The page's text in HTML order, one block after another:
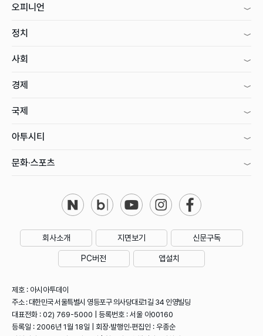
오피니언
정치
사회
경제
국제
아투시티
문화·스포츠
회사소개 지면보기 신문구독
PC버전 앱설치
제호 : 아시아투데이
주소 : 대한민국 서울특별시 영등포구 의사당대로1길 34 인영빌딩
대표전화 : 02) 769-5000 | 등록번호 : 서울 아00160
등록일 : 2006년 1월 18일 | 회장·발행인·편집인 : 우종순